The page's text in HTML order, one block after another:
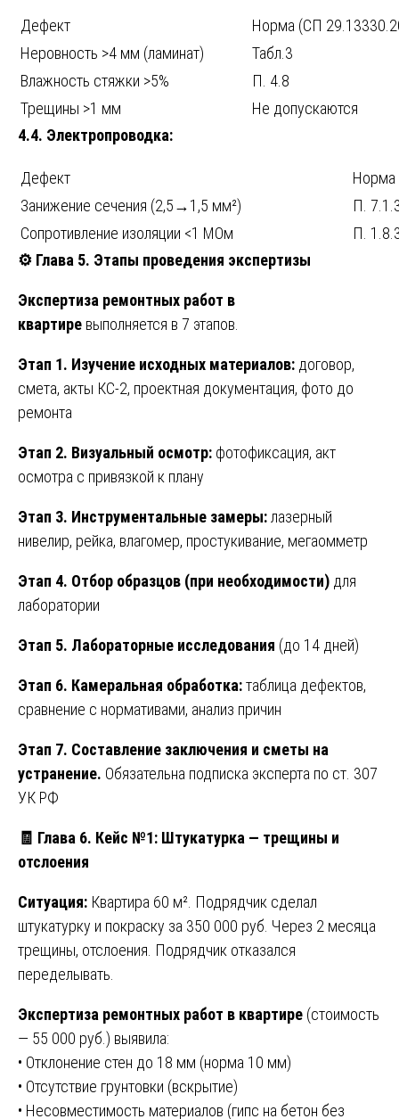
Дефект
Норма (СП
Неровность >4 мм (ламинат)
Табл.3
Влажность стяжки >5%
П. 4.8
Трещины >1 мм
Не допускаются
4.4. Электропроводка:
Дефект
Занижение сечения (2,5→1,5 мм²)
П.
Сопротивление изоляции <1 МОм
П.
⚙️ Глава 5. Этапы проведения экспертизы
Экспертиза ремонтных работ в
квартире выполняется в 7 этапов.
Этап 1. Изучение исходных материалов: договор,
смета, акты КС-2, проектная документация, фото до
ремонта
Этап 2. Визуальный осмотр: фотофиксация, акт
осмотра с привязкой к плану
Этап 3. Инструментальные замеры: лазерный
нивелир, рейка, влагомер, простукивание, мегаомметр
Этап 4. Отбор образцов (при необходимости) для
лаборатории
Этап 5. Лабораторные исследования (до 14 дней)
Этап 6. Камеральная обработка:таблица дефектов,
сравнение с нормативами, анализ причин
Этап 7. Составление заключения и сметы на
устранение. Обязательна подписка эксперта по ст. 307
УК РФ
🧾 Глава 6. Кейс №1: Штукатурка — трещины и
отслоения
Ситуация: Квартира 60 м². Подрядчик сделал
штукатурку и покраску за 350 000 руб. Через 2 месяца
трещины, отслоения. Подрядчик отказался
переделывать.
Экспертиза ремонтных работ в квартире (стоимость
— 55 000 руб.) выявила:
• Отклонение стен до 18 мм (норма 10 мм)
• Отсутствие грунтовки (вскрытие)
• Несовместимость материалов (гипс на бетон без